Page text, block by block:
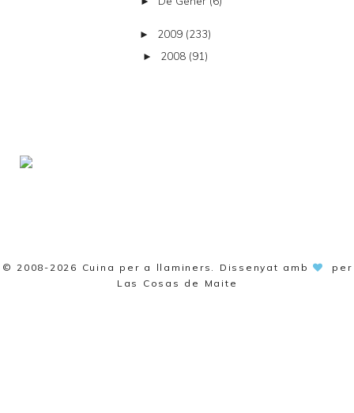
► 2009 (233)
► 2008 (91)
© 2008-2026 Cuina per a llaminers . Dissenyat amb
per
Las Cosas de Maite